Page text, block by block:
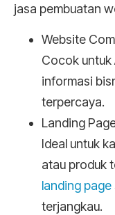
jasa pembuatan
Website
Cocok untuk
informasi
terpercaya.
Landing
Ideal untuk
atau produk
landing page
terjangkau.